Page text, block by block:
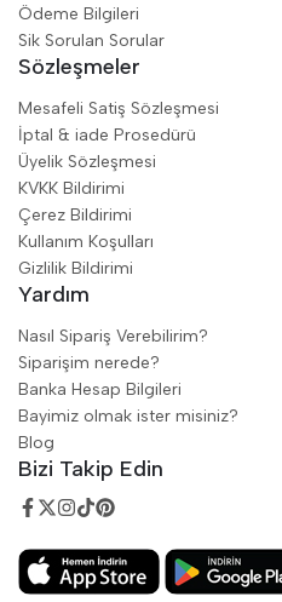
Ödeme Bilgileri
Sik Sorulan Sorular
Sözleşmeler
Mesafeli Satiş Sözleşmesi
İptal & iade Prosedürü
Üyelik Sözleşmesi
KVKK Bildirimi
Çerez Bildirimi
Kullanım Koşulları
Gizlilik Bildirimi
Yardım
Nasıl Sipariş Verebilirim?
Siparişim nerede?
Banka Hesap Bilgileri
Bayimiz olmak ister misiniz?
Blog
Bizi Takip Edin